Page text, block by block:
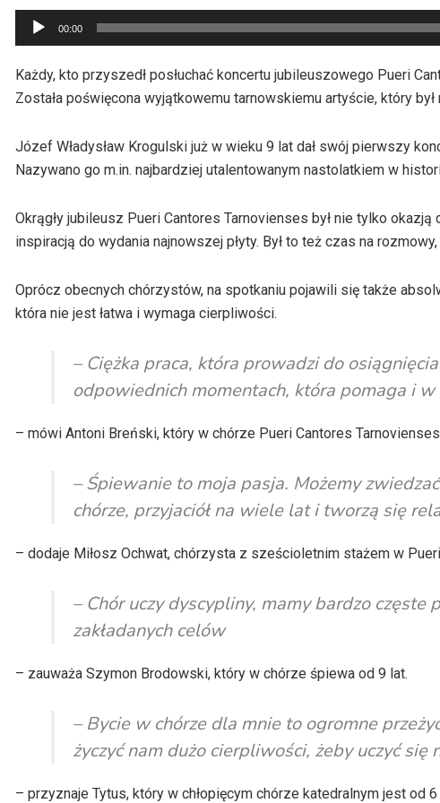
Odtwarzacz
plików
dźwiękowych
00:00
Każdy, kto przyszedł posłuchać koncertu jubileuszowego Pueri
Została poświęcona wyjątkowemu tarnowskiemu artyście, który
Józef Władysław Krogulski już w wieku 9 lat dał swój pierwszy
Nazywano go m.in. najbardziej utalentowanym nastolatkiem w
Okrągły jubileusz Pueri Cantores Tarnovienses był nie tylko
inspiracją do wydania najnowszej płyty. Był to też czas na
Oprócz obecnych chórzystów, na spotkaniu pojawili się także
która nie jest łatwa i wymaga cierpliwości.
– Ciężka praca, która prowadzi do
odpowiednich momentach, która pomaga i
– mówi Antoni Breński, który w chórze Pueri Cantores
– Śpiewanie to moja pasja. Możemy
chórze, przyjaciół na wiele lat i tworzą się
– dodaje Miłosz Ochwat, chórzysta z sześcioletnim stażem w
– Chór uczy dyscypliny, mamy bardzo
zakładanych celów
– zauważa Szymon Brodowski, który w chórze śpiewa od 9 lat.
– Bycie w chórze dla mnie to ogromne
życzyć nam dużo cierpliwości, żeby uczyć
– przyznaje Tytus, który w chłopięcym chórze katedralnym jest od 6